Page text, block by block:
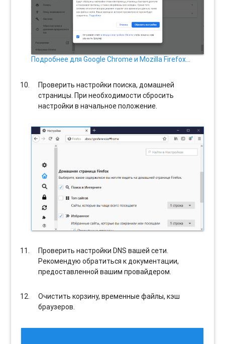
Подробнее для Google Chrome и Mozilla Firefox…
Проверить настройки поиска, домашней
страницы. При необходимости сбросить
настройки в начальное положение.
Проверить настройки DNS вашей сети.
Рекомендую обратиться к документации,
предоставленной вашим провайдером.
Очистить корзину, временные файлы, кэш
браузеров.